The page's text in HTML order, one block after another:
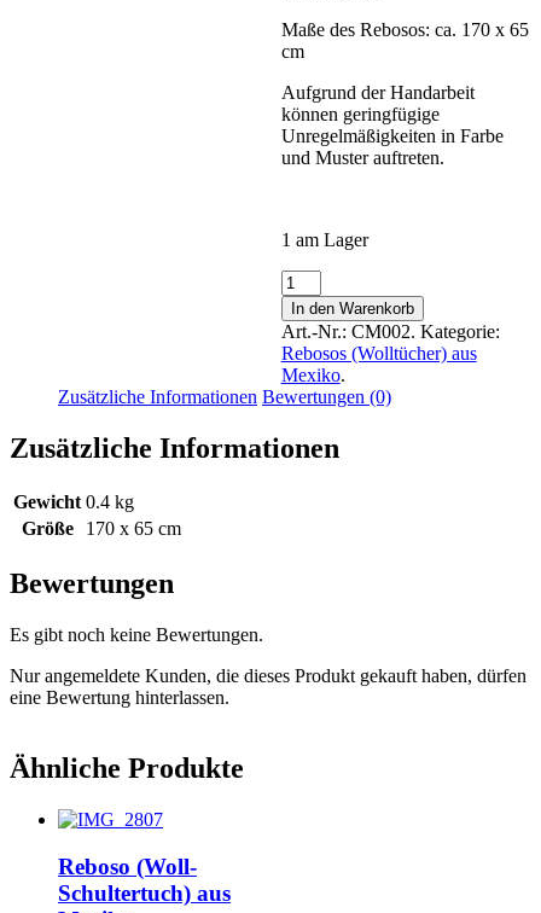
Maße des Rebosos: ca. 170 x 65
cm
Aufgrund der Handarbeit
können geringfügige
Unregelmäßigkeiten in Farbe
und Muster auftreten.
1 am Lager
In den Warenkorb
Art.-Nr.: CM002. Kategorie:
Rebosos (Wolltücher) aus
Mexiko.
Zusätzliche Informationen Bewertungen (0)
Zusätzliche Informationen
Gewicht 0.4 kg
Größe
170 x 65 cm
Bewertungen
Es gibt noch keine Bewertungen.
Nur angemeldete Kunden, die dieses Produkt gekauft haben, dürfen
eine Bewertung hinterlassen.
Ähnliche Produkte
Reboso (Woll-
Schultertuch) aus